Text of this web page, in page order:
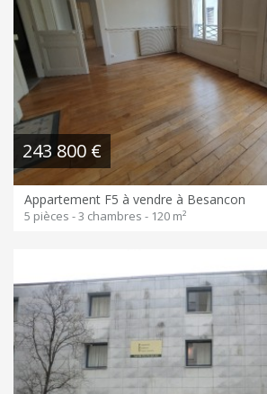
243 800 €
Appartement F5 à vendre à Besancon
5 pièces - 3 chambres - 120 m²